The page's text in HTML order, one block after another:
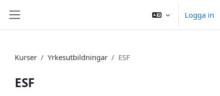
Logga in
Kurser Yrkesutbildningar ESF
ESF